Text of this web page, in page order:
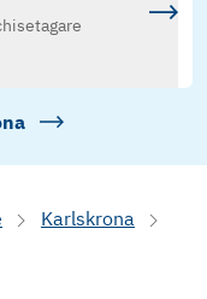
Karlskrona